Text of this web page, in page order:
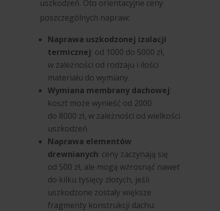
uszkodzeń. Oto orientacyjne ceny
poszczególnych napraw:
Naprawa uszkodzonej izolacji
termicznej: od 1000 do 5000 zł,
w zależności od rodzaju i ilości
materiału do wymiany.
Wymiana membrany dachowej:
koszt może wynieść od 2000
do 8000 zł, w zależności od wielkości
uszkodzeń.
Naprawa elementów
drewnianych: ceny zaczynają się
od 500 zł, ale mogą wzrosnąć nawet
do kilku tysięcy złotych, jeśli
uszkodzone zostały większe
fragmenty konstrukcji dachu.